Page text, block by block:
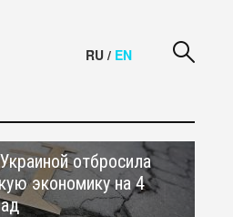
RU / EN
отбросила
экономику на 4